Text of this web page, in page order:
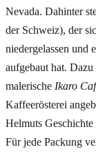
Nevada. Dahinter
der Schweiz), der
niedergelassen und
aufgebaut hat.
malerische Ikaro
Kaffeerösterei
Helmuts Geschichte
Für jede Packung